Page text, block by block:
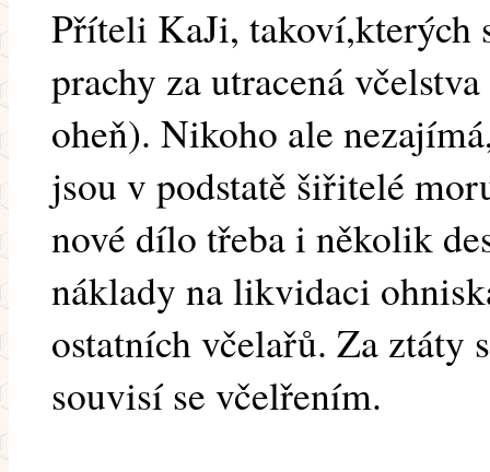
Příteli KaJi, takoví,kterých
prachy za utracená
oheň). Nikoho ale
jsou v podstatě šiřitelé
nové dílo třeba i několik
náklady na likvidaci
ostatních včelařů. Za ztáty
souvisí se včelřením.